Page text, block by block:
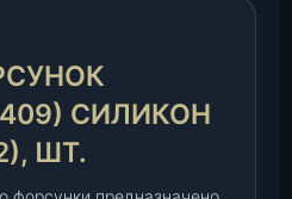
СИЛИКОН
ШТ.